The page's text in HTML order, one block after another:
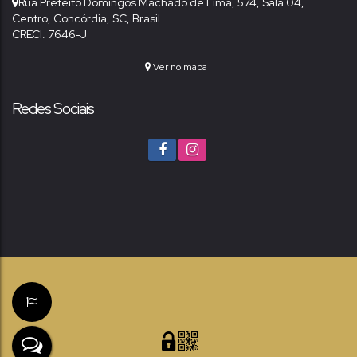
Centro Concórdia SC Brasil
CRECI: 7646-J
Ver no mapa
Redes Sociais